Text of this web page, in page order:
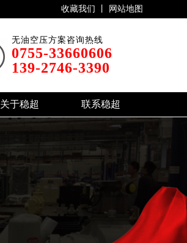
收藏我们 丨 网站地图
无油空压方案咨询热线
0755-33660606
139-2746-3390
关于稳超 联系稳超